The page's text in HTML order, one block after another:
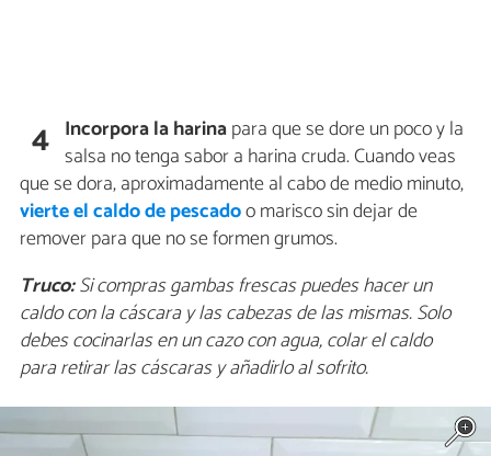
4 Incorpora la harinapara que se dore un poco y la
salsa no tenga sabor a harina cruda. Cuando veas
que se dora, aproximadamente al cabo de medio minuto,
vierte el caldo de pescadoo marisco sin dejar de
remover para que no se formen grumos.
Truco:Si compras gambas frescas puedes hacer un
caldo con la cáscara y las cabezas de las mismas. Solo
debes cocinarlas en un cazo con agua, colar el caldo
para retirar las cáscaras y añadirlo al sofrito.